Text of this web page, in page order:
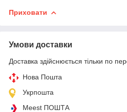
Приховати
Умови доставки
Доставка здійснюється тільки по
Нова Пошта
Укрпошта
Meest ПОШТА